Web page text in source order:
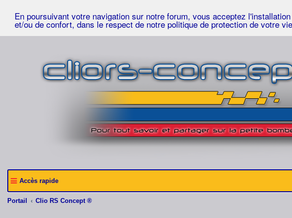
En poursuivant votre navigation sur notre forum, vous acceptez
et/ou de confort, dans le respect de notre politique de protection de votre
Accès rapide
Portail Clio RS Concept ®